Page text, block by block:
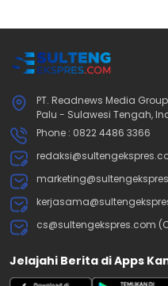
PT. Readnews Media
Palu - Sulawesi Tengah,
Phone : 0822 4486 3366
cs@sultengekspres.com
Jelajahi Berita di Apps